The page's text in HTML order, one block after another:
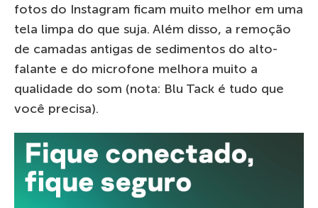
fotos do Instagram ficam muito melhor em uma
tela limpa do que suja. Além disso, a remoção
de camadas antigas de sedimentos do alto-
falante e do microfone melhora muito a
qualidade do som (nota: Blu Tack é tudo que
você precisa).